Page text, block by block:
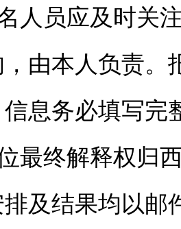
员应及时关注
由本人负责。
息务必填写完
终解释权归西
及结果均以邮